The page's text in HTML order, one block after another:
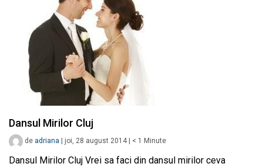
Dansul Mirilor Cluj
de adriana joi, 28 august 2014 < 1 Minute
Dansul Mirilor Cluj Vrei sa faci din dansul mirilor ceva